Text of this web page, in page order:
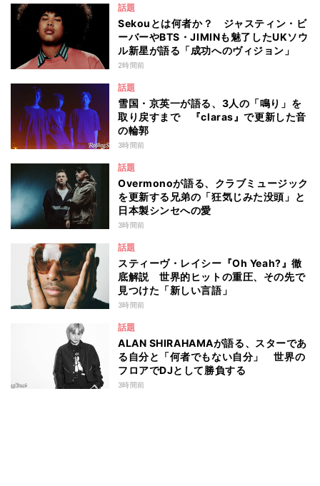
話題
Sekouとは何者か？ ジャスティン・ビ
ーバーやBTS・JIMINも魅了したUKソウ
ル新星が語る「成功へのヴィジョン」
2時間前
話題
雪国・京英一が語る、3人の「鳴り」を
取り戻すまで 『claras』で更新した音
の輪郭
3時間前
話題
Overmonoが語る、クラブミュージック
を更新する兄弟の「狂気じみた没頭」と
日本製シンセへの愛
3時間前
話題
スティーヴ・レイシー『Oh Yeah?』徹
底解説 世界的ヒットの重圧、その先で
見つけた「新しい言語」
3時間前
話題
ALAN SHIRAHAMAが語る、スターであ
る自分と「何者でもない自分」 世界の
フロアでDJとして勝負する
3時間前